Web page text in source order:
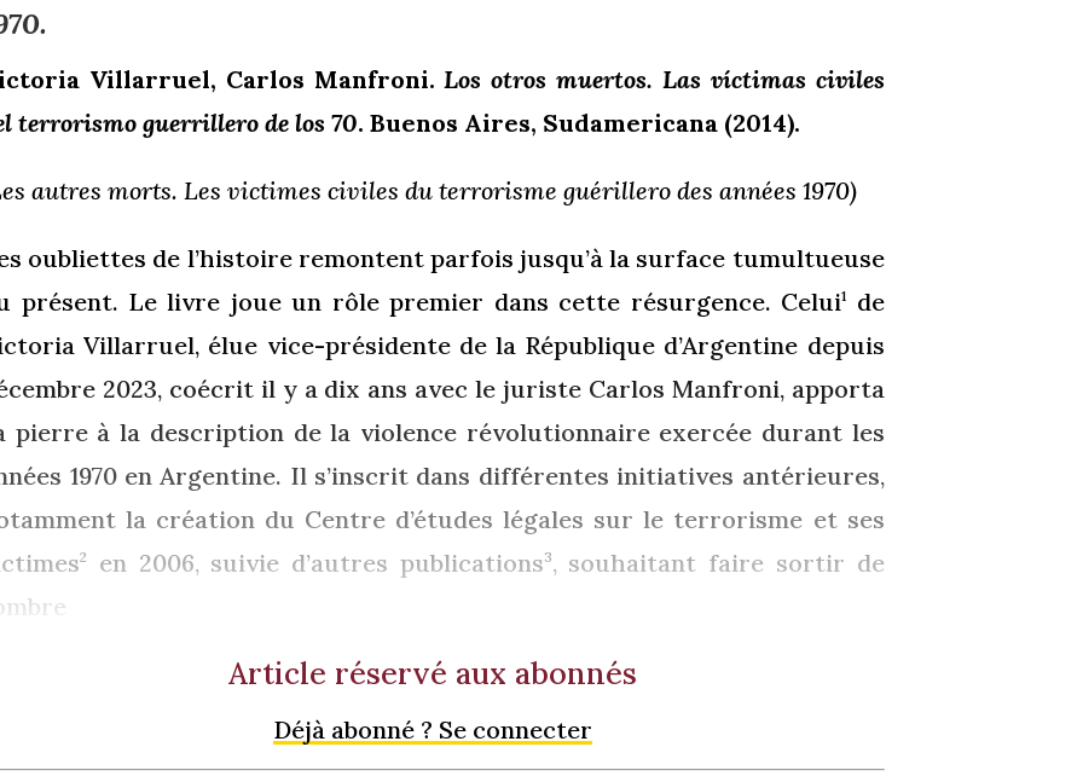
Villarruel, Carlos Manfroni. Los otros muertos. Las víctimas civiles
terrorismo guerrillero de los 70. Buenos Aires, Sudamericana (2014).
autres morts. Les victimes civiles du terrorisme guérillero des années 1970)
oubliettes de l’histoire remontent parfois jusqu’à la surface tumultueuse
présent. Le livre joue un rôle premier dans cette résurgence. Celui1
de
Villarruel, élue vice-présidente de la République d’Argentine depuis
2023, coécrit il y a dix ans avec le juriste Carlos Manfroni, apporta
pierre à la description de la violence révolutionnaire exercée durant les
1970 en Argentine. Il s’inscrit dans différentes initiatives antérieures,
la création du Centre d’études légales sur le terrorisme et ses
2 en 2006, suivie d’autres publications3, souhaitant faire sortir de
Article réservé aux abonnés
Déjà abonné ? Se connecter